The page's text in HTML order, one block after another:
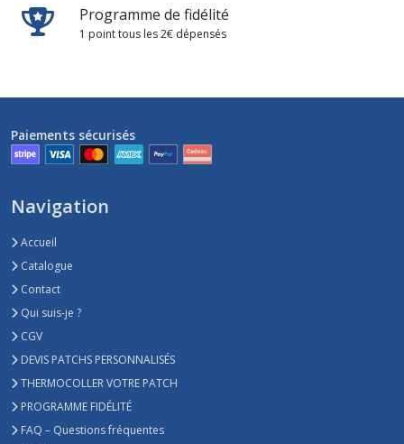
Programme de fidélité
1 point tous les 2€ dépensés
Paiements sécurisés
Navigation
Accueil
Catalogue
Contact
Qui suis-je ?
CGV
DEVIS PATCHS PERSONNALISÉS
THERMOCOLLER VOTRE PATCH
PROGRAMME FIDÉLITÉ
FAQ – Questions fréquentes